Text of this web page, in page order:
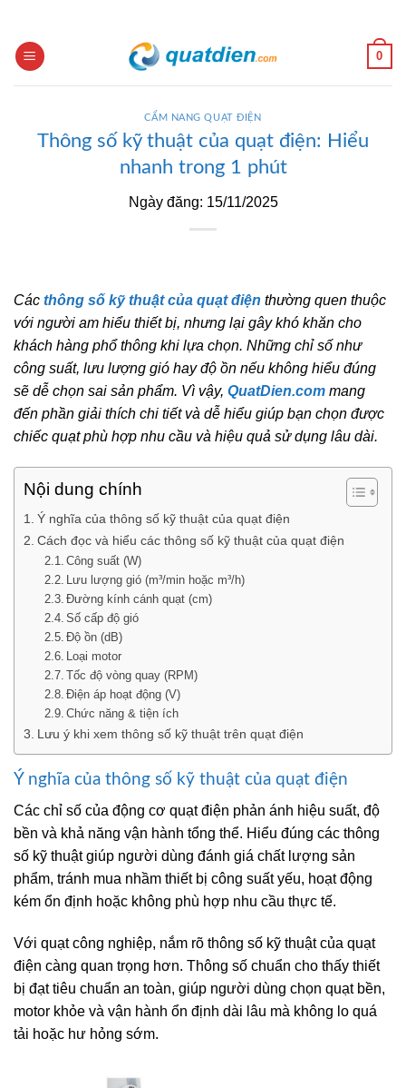
content
0
CẨM NANG QUẠT ĐIỆN
Thông số kỹ thuật của quạt điện: Hiểu
nhanh trong 1 phút
Ngày đăng: 15/11/2025
Các thông số kỹ thuật của quạt điện thường quen thuộc
với người am hiểu thiết bị, nhưng lại gây khó khăn cho
khách hàng phổ thông khi lựa chọn. Những chỉ số như
công suất, lưu lượng gió hay độ ồn nếu không hiểu đúng
sẽ dễ chọn sai sản phẩm. Vì vậy, QuatDien.com mang
đến phần giải thích chi tiết và dễ hiểu giúp bạn chọn được
chiếc quạt phù hợp nhu cầu và hiệu quả sử dụng lâu dài.
Nội dung chính
Ý nghĩa của thông số kỹ thuật của quạt điện
Cách đọc và hiểu các thông số kỹ thuật của quạt điện
Công suất (W)
Lưu lượng gió (m³/min hoặc m³/h)
Đường kính cánh quạt (cm)
Số cấp độ gió
Độ ồn (dB)
Loại motor
Tốc độ vòng quay (RPM)
Điện áp hoạt động (V)
Chức năng & tiện ích
Lưu ý khi xem thông số kỹ thuật trên quạt điện
Ý nghĩa của thông số kỹ thuật của quạt điện
Các chỉ số của động cơ quạt điện phản ánh hiệu suất, độ
bền và khả năng vận hành tổng thể. Hiểu đúng các thông
số kỹ thuật giúp người dùng đánh giá chất lượng sản
phẩm, tránh mua nhầm thiết bị công suất yếu, hoạt động
kém ổn định hoặc không phù hợp nhu cầu thực tế.
Với quạt công nghiệp, nắm rõ thông số kỹ thuật của quạt
điện càng quan trọng hơn. Thông số chuẩn cho thấy thiết
bị đạt tiêu chuẩn an toàn, giúp người dùng chọn quạt bền,
motor khỏe và vận hành ổn định dài lâu mà không lo quá
tải hoặc hư hỏng sớm.